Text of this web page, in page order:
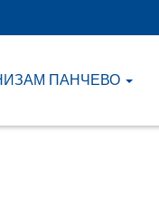
ПАНЧЕВО